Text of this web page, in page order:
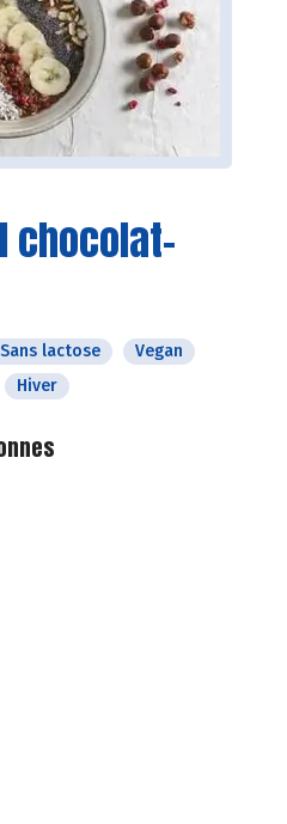
chocolat-
Sans lactose
Vegan
Hiver